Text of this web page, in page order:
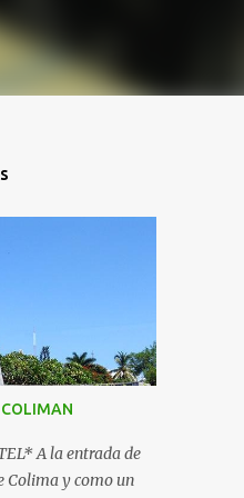
COLIMAN
A la entrada de
Colima y como un